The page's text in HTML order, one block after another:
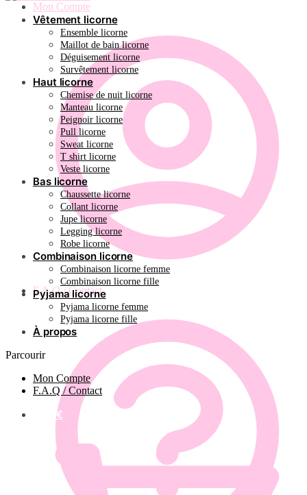
Mon Compte
F.A.Q / Contact
Vêtement licorne
Ensemble licorne
Maillot de bain licorne
Déguisement licorne
Survêtement licorne
Haut licorne
Chemise de nuit licorne
Manteau licorne
Peignoir licorne
Pull licorne
Sweat licorne
T shirt licorne
Veste licorne
Bas licorne
Chaussette licorne
Collant licorne
Jupe licorne
Legging licorne
Robe licorne
Combinaison licorne
Combinaison licorne femme
Combinaison licorne fille
Pyjama licorne
Pyjama licorne femme
Pyjama licorne fille
À propos
Parcourir
Mon Compte
F.A.Q / Contact
€